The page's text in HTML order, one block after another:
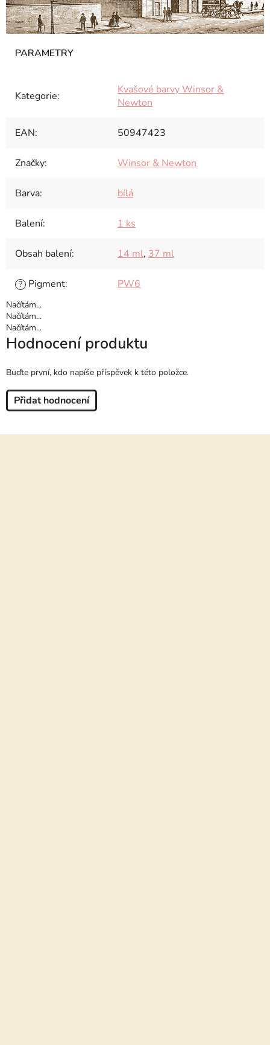
Kategorie:
Kvašové barvy Winsor &
Newton
EAN: 50947423
Značky: Winsor & Newton
Barva: bílá
Balení: 1 ks
Obsah balení: 14 ml, 37 ml
? Pigment: PW6
Načítám...
Načítám...
Načítám...
Hodnocení produktu
Buďte první, kdo napíše příspěvek k této položce.
Přidat hodnocení